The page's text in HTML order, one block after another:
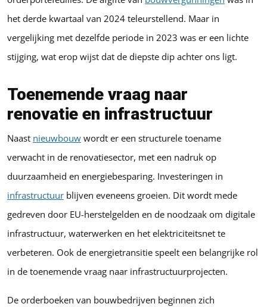
het derde kwartaal van 2024 teleurstellend. Maar in
vergelijking met dezelfde periode in 2023 was er een lichte
stijging, wat erop wijst dat de diepste dip achter ons ligt.
Toenemende vraag naar
renovatie en infrastructuur
Naast nieuwbouw wordt er een structurele toename
verwacht in de renovatiesector, met een nadruk op
duurzaamheid en energiebesparing. Investeringen in
infrastructuur blijven eveneens groeien. Dit wordt mede
gedreven door EU-herstelgelden en de noodzaak om digitale
infrastructuur, waterwerken en het elektriciteitsnet te
verbeteren. Ook de energietransitie speelt een belangrijke rol
in de toenemende vraag naar infrastructuurprojecten.
De orderboeken van bouwbedrijven beginnen zich